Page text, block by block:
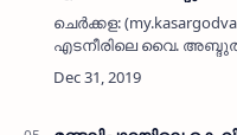
ചെര്‍ക്കള:
എടനീരിലെ വൈ. അബ്ദുല്‍
നിര്യാതനായി.
കാസര്‍കോട്ടെ